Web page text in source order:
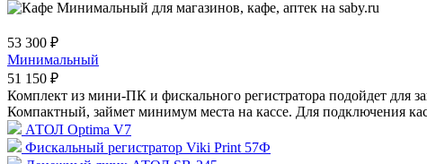
53 300 ₽
Минимальный
51 150 ₽
Комплект из мини-ПК и фискального регистратора подойдет
Компактный, займет минимум места на кассе. Для подключения
АТОЛ Optima V7
Фискальный регистратор Viki Print 57Ф